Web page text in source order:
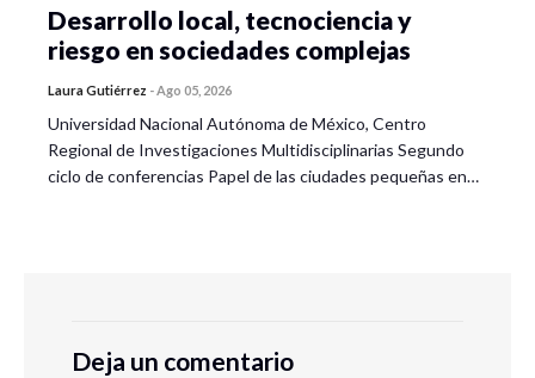
Desarrollo local, tecnociencia y
riesgo en sociedades complejas
Laura Gutiérrez -Ago 05, 2026
Universidad Nacional Autónoma de México, Centro
Regional de Investigaciones Multidisciplinarias Segundo
ciclo de conferencias Papel de las ciudades pequeñas en…
Deja un comentario